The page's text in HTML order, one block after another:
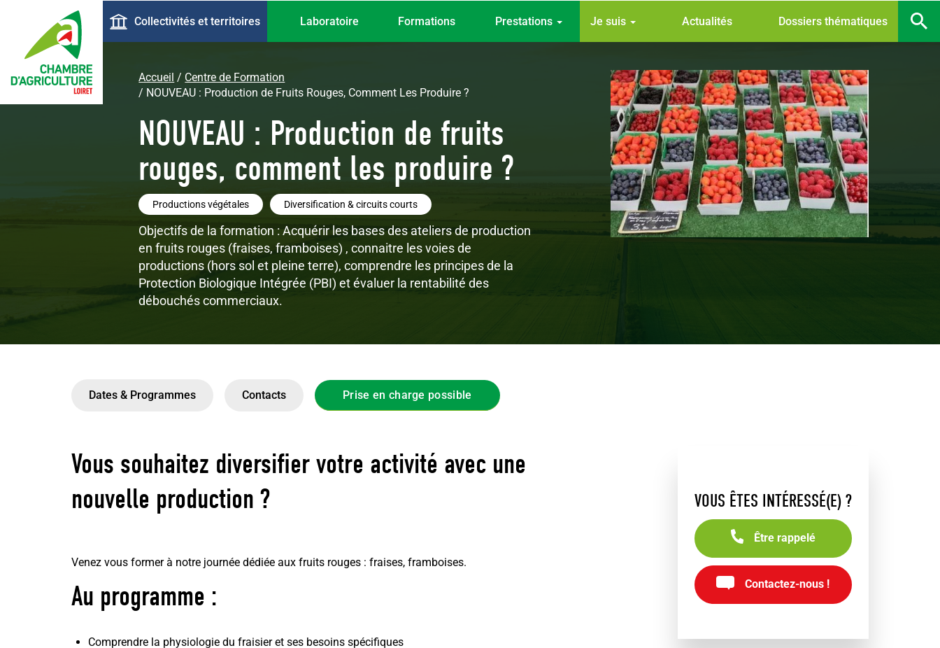
contenu
principal
principaleCollectivités et territoires Laboratoire Formations Prestations
menu
Je suis Actualités Dossiers thématiques
Accueil
Centre de Formation
NOUVEAU : Production de Fruits Rouges, Comment Les Produire ?
NOUVEAU : Production de fruits
rouges, comment les produire ?
Productions végétales Diversification & circuits courts
Objectifs de la formation : Acquérir les bases des ateliers de production
en fruits rouges (fraises, framboises) , connaitre les voies de
productions (hors sol et pleine terre), comprendre les principes de la
Protection Biologique Intégrée (PBI) et évaluer la rentabilité des
débouchés commerciaux.
Dates & Programmes Contacts Prise en charge possible
Vous souhaitez diversifier votre activité avec une
nouvelle production ?
Venez vous former à notre journée dédiée aux fruits rouges : fraises, framboises.
Au programme :
Comprendre la physiologie du fraisier et ses besoins spécifiques
VOUS ÊTES INTÉRESSÉ(E) ?
Être rappelé
Contactez-nous !